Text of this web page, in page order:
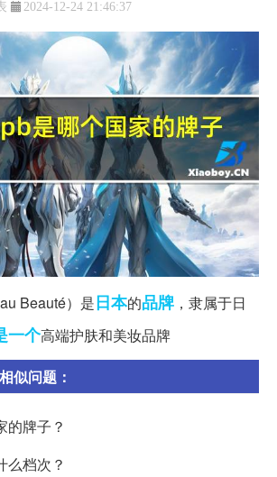
2024-12-24 21:46:37
Beauté）是日本的品牌 ，隶属于日
一个高端护肤和美妆品牌
似问题：
的牌子？
么档次？